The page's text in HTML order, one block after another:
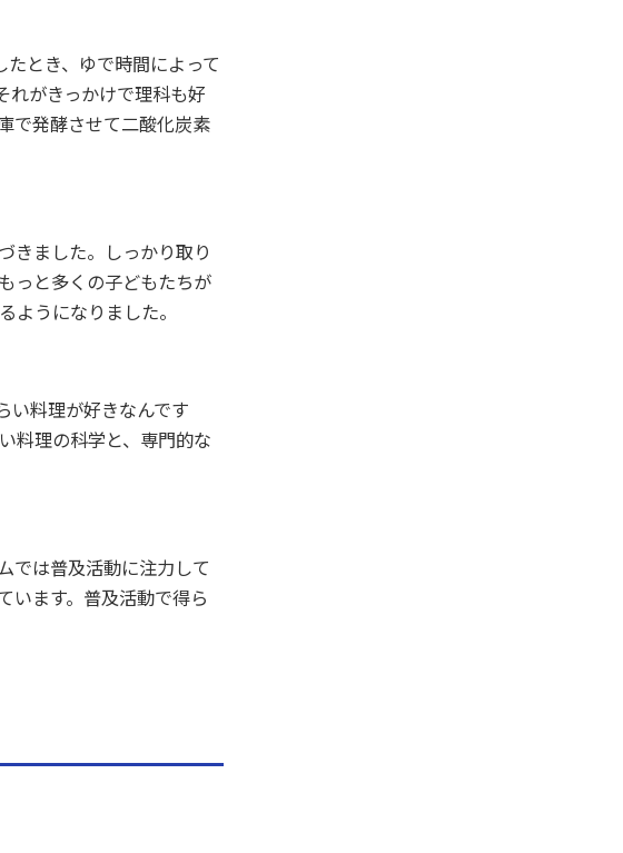
とき、ゆで時間によって
れがきっかけで理科も好
で発酵させて二酸化炭素
きました。しっかり取り
っと多くの子どもたちが
うになりました。
い料理が好きなんです
料理の科学と、専門的な
では普及活動に注力して
います。普及活動で得ら